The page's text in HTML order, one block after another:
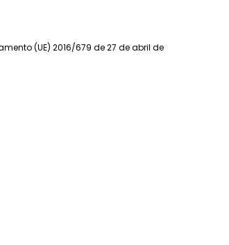
(UE) 2016/679 de 27 de abril de